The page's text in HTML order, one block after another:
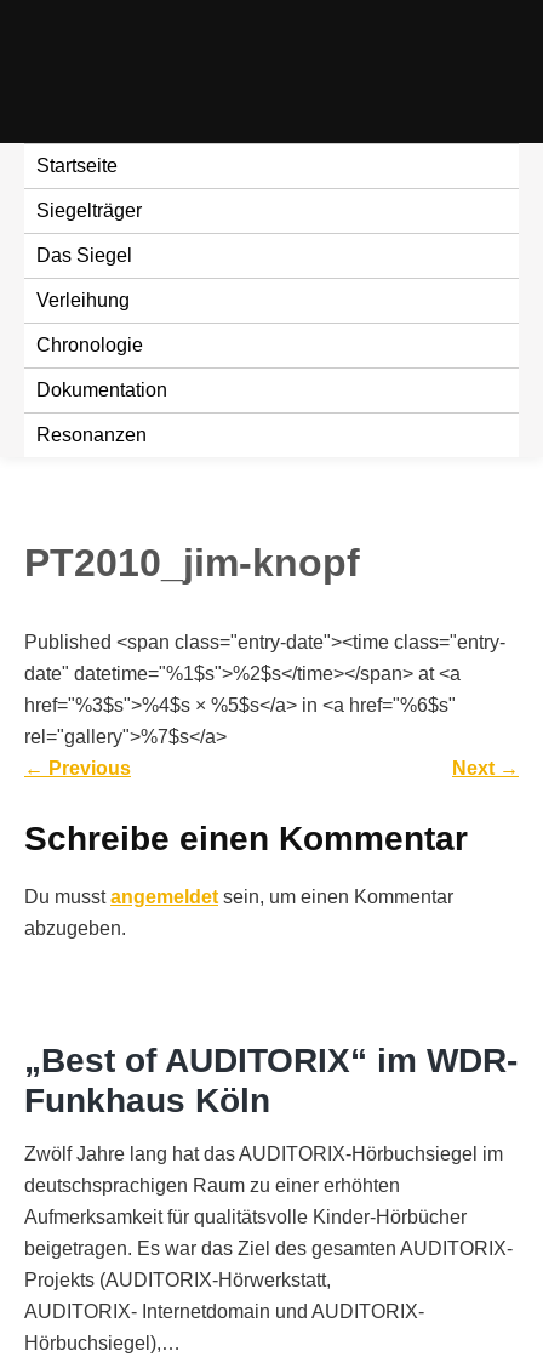
Startseite
Siegelträger
Das Siegel
Verleihung
Chronologie
Dokumentation
Resonanzen
PT2010_jim-knopf
Published <span class="entry-date"><time class="entry-
date" datetime="%1$s">%2$s</time></span> at <a
href="%3$s">%4$s × %5$s</a> in <a href="%6$s"
rel="gallery">%7$s</a>
← Previous Next →
Schreibe einen Kommentar
Du musstangemeldet sein, um einen Kommentar
abzugeben.
„Best of AUDITORIX“ im WDR-
Funkhaus Köln
Zwölf Jahre lang hat das AUDITORIX-Hörbuchsiegel im
deutschsprachigen Raum zu einer erhöhten
Aufmerksamkeit für qualitätsvolle Kinder-Hörbücher
beigetragen. Es war das Ziel des gesamten AUDITORIX-
Projekts (AUDITORIX-Hörwerkstatt,
AUDITORIX- Internetdomain und AUDITORIX-
Hörbuchsiegel),…